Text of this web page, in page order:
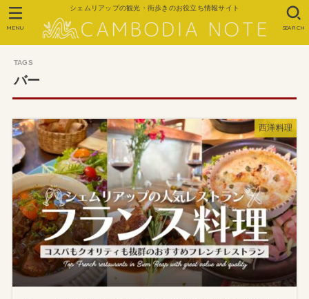
シェムリアップの観光・街歩きのお役立ち情報サイト
SEARCH
MENU
バー
西洋料理